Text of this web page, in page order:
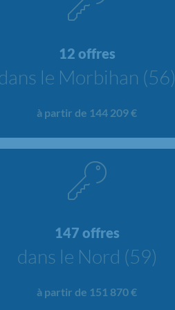
12 offres
le Morbihan (56)
à partir de 144 209 €
147 offres
dans le Nord (59)
à partir de 151 870 €